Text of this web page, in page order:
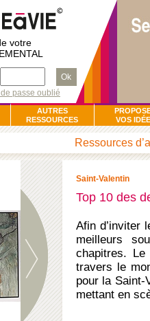
votre
Ok
de passe oublié
AUTRES
RESSOURCES
VOS
Ressources
Saint-Valentin
Top 10 des
Afin d’inviter
meilleurs
chapitres.
travers le
pour la
mettant en